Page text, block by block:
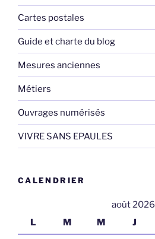
Cartes postales
Guide et charte du blog
Mesures anciennes
Métiers
Ouvrages numérisés
VIVRE SANS EPAULES
CALENDRIER
août 2026
L
M M J